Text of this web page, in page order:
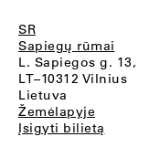
SR
Sapiegų rūmai
L. Sapiegos g. 13,
LT–10312 Vilnius
Lietuva
Žemėlapyje
Įsigyti bilietą